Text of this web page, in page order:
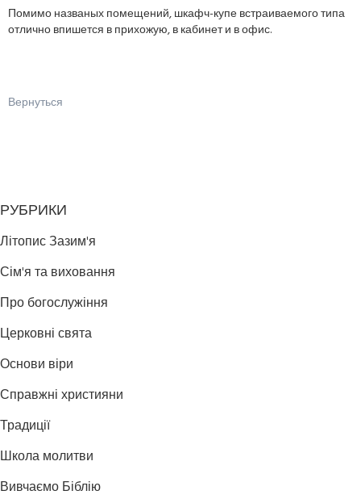
Помимо названых помещений, шкафч-купе встраиваемого типа
отлично впишется в прихожую, в кабинет и в офис.
Вернуться
РУБРИКИ
Літопис Зазим'я
Сім'я та виховання
Про богослужіння
Церковні свята
Основи віри
Справжні християни
Традиції
Школа молитви
Вивчаємо Біблію